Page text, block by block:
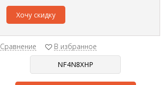
Хочу скидку
Сравнение В избранное